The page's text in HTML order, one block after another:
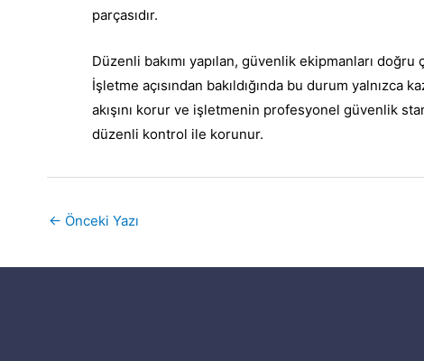
parçasıdır.
Düzenli bakımı yapılan, güvenlik ekipmanları
İşletme açısından bakıldığında bu durum yalnızca
akışını korur ve işletmenin profesyonel güvenlik
düzenli kontrol ile korunur.
← Önceki Yazı